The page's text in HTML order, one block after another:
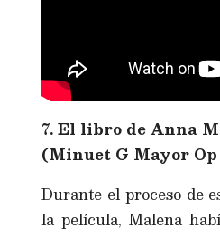
7. El libro de Anna
(Minuet G Mayor Op
Durante el proceso de
la película, Malena